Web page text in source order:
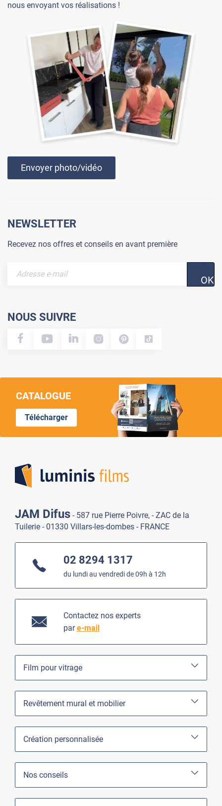
nous envoyant vos réalisations !
Envoyer photo/vidéo
NEWSLETTER
Recevez nos offres et conseils en avant première
OK
NOUS SUIVRE
CATALOGUE
Télécharger
JAM Difus - 587 rue Pierre Poivre, - ZAC de la
Tuilerie - 01330 Villars-les-dombes - FRANCE
02 8294 1317
du lundi au vendredi de 09h à 12h
Contactez nos experts
pare-mail
Film pour vitrage
Revêtement mural et mobilier
Création personnalisée
Nos conseils